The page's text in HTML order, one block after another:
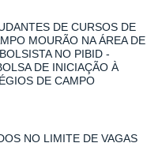
DE CURSOS DE
MOURÃO NA ÁREA DE
NO PIBID -
DE INICIAÇÃO À
DE CAMPO
NO LIMITE DE VAGAS